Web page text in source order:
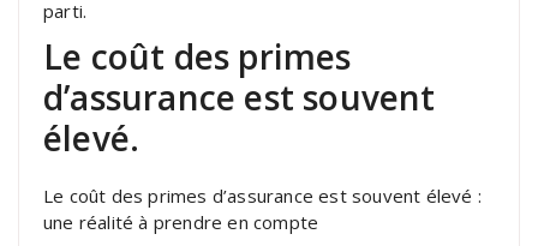
parti.
Le coût des primes
d’assurance est souvent
élevé.
Le coût des primes d’assurance est souvent élevé :
une réalité à prendre en compte